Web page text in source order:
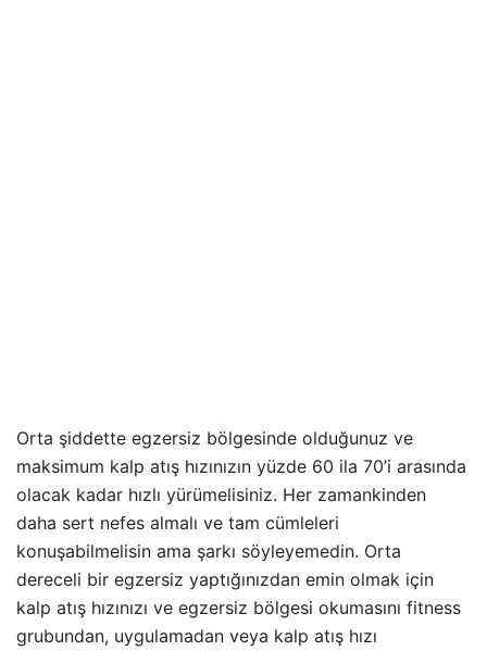
Orta şiddette egzersiz bölgesinde olduğunuz ve
maksimum kalp atış hızınızın yüzde 60 ila 70’i arasında
olacak kadar hızlı yürümelisiniz. Her zamankinden
daha sert nefes almalı ve tam cümleleri
konuşabilmelisin ama şarkı söyleyemedin. Orta
dereceli bir egzersiz yaptığınızdan emin olmak için
kalp atış hızınızı ve egzersiz bölgesi okumasını fitness
grubundan, uygulamadan veya kalp atış hızı